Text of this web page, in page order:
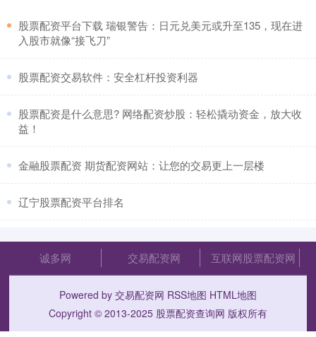
​股票配资平台下载 瑞银警告：日元兑美元或升至135，现在进
入股市就像“接飞刀”
​股票配资交易软件：安全杠杆投资利器
​股票配资是什么意思? 网络配资炒股：轻松撬动资金，放大收
益！
​金融股票配资 期货配资网站：让您的交易更上一层楼
​辽宁股票配资平台排名
诚多网 交易配资网 互联网股票配资网
Powered by 交易配资网 RSS地图 HTML地图
Copyright © 2013-2025 股票配资查询网 版权所有